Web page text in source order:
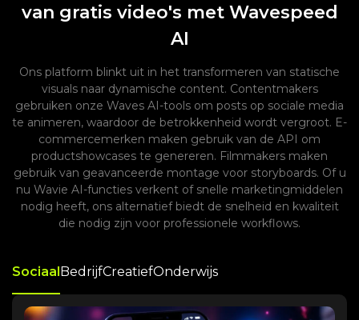
van gratis video's met Wavespeed
AI
Ons platform blinkt uit in het transformeren van statische
visuals naar dynamische content. Contentmakers
gebruiken onze Waves AI-tools om posts op sociale media
te animeren, waardoor de betrokkenheid wordt vergroot. E-
commercemerken maken gebruik van de API om
productshowcases te genereren. Filmmakers maken
gebruik van geavanceerde montage voor storyboards. Of u
nu Wavie AI-functies verkent of snelle marketingmiddelen
nodig heeft, ons alternatief biedt de snelheid en kwaliteit
die nodig zijn voor professionele workflows.
SociaalBedrijfCreatiefOnderwijs